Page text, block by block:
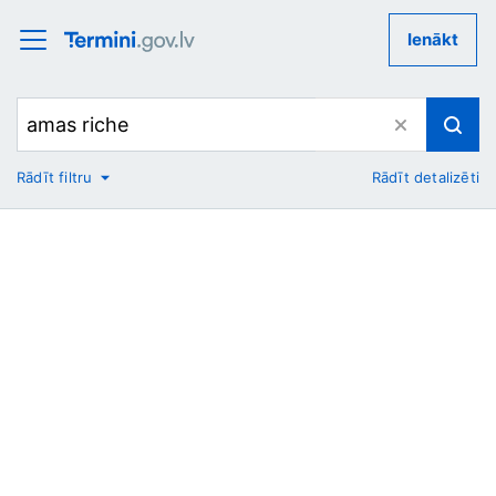
Ienākt
No
Rādīt filtru Rādīt detalizēti